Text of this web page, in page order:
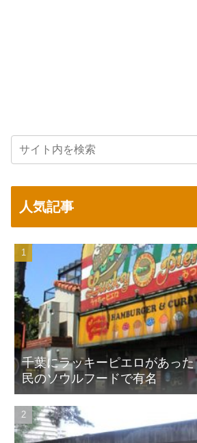
人気記事
千葉にラッキーピエロがあっ
民のソウルフードで有名